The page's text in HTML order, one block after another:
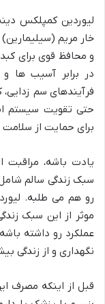
لیوردین کمپلکس
و محافظ قوی برای
در برابر آسیب ها
فرآیندهای سم
حتی تقویت سیستم
برای حمایت از
یادت باشه،
سبک زندگی سالم
رو هم می طلبه.
موثر از این سبک
عملکرد رو داشته
نگهداری و از زندگی
قبل از اینکه مصرف